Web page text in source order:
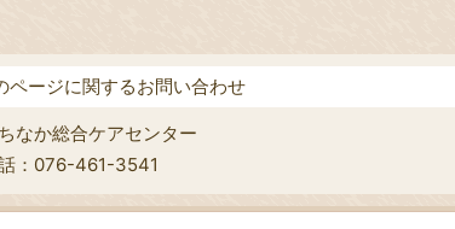
ページに関するお問い合わせ
なか総合ケアセンター
：076-461-3541